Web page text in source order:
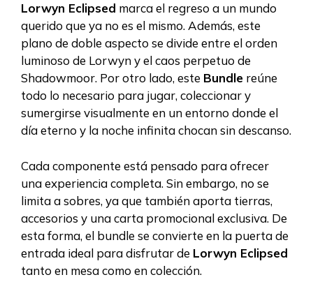
Lorwyn Eclipsed marca el regreso a un mundo
querido que ya no es el mismo. Además, este
plano de doble aspecto se divide entre el orden
luminoso de Lorwyn y el caos perpetuo de
Shadowmoor. Por otro lado, este Bundle reúne
todo lo necesario para jugar, coleccionar y
sumergirse visualmente en un entorno donde el
día eterno y la noche infinita chocan sin descanso.
Cada componente está pensado para ofrecer
una experiencia completa. Sin embargo, no se
limita a sobres, ya que también aporta tierras,
accesorios y una carta promocional exclusiva. De
esta forma, el bundle se convierte en la puerta de
entrada ideal para disfrutar de Lorwyn Eclipsed
tanto en mesa como en colección.